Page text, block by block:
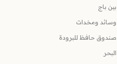
بين باج
وسائد ومخدات
صندوق حافظ للبرودة
البحر